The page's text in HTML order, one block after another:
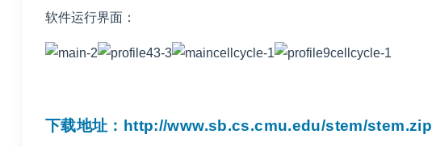
软件运行界面：
下载地址： http://www.sb.cs.cmu.edu/stem/stem.zip